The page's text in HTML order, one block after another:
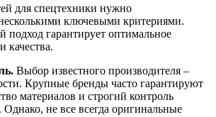
для спецтехники нужно
ключевыми критериями.
подход гарантирует оптимальное
качества.
Выбор известного производителя –
Крупные бренды часто гарантируют
материалов и строгий контроль
Однако, не все всегда оригинальные